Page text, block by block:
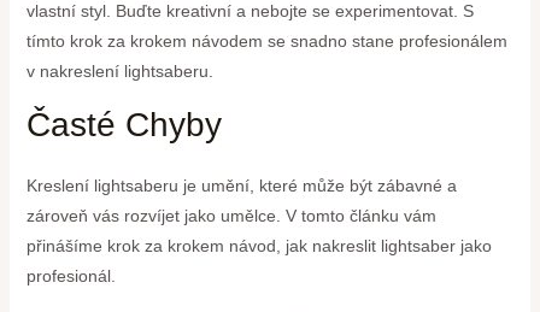
vlastní styl. Buďte kreativní a nebojte se experimentovat. S
tímto krok za krokem návodem se snadno stane profesionálem
v nakreslení lightsaberu.
Časté Chyby
Kreslení lightsaberu je umění, které může být zábavné a
zároveň vás rozvíjet jako umělce. V tomto článku vám
přinášíme krok za krokem návod, jak nakreslit lightsaber jako
profesionál.